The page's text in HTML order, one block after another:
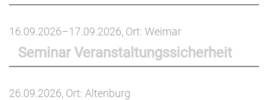
16.09.2026–17.09.2026, Ort: Weimar
Seminar Veranstaltungssicherheit
26.09.2026, Ort: Altenburg